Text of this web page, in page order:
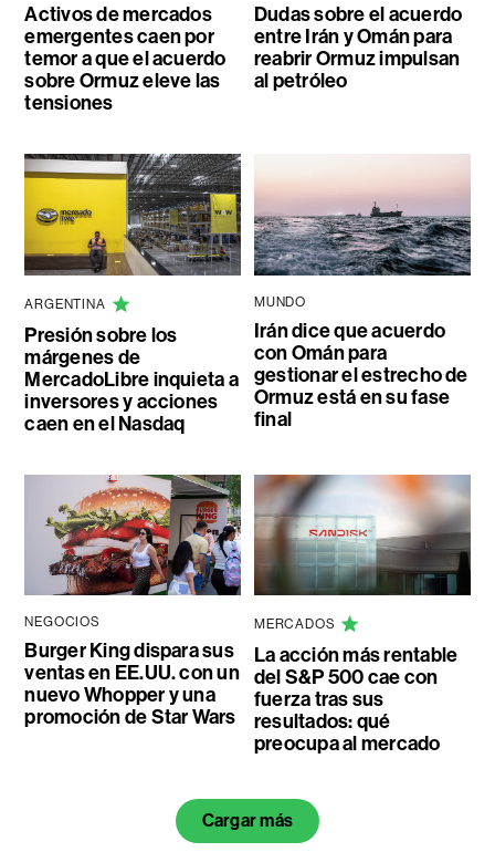
Activos de mercados
emergentes caen por
temor a que el acuerdo
sobre Ormuz eleve las
tensiones
Dudas sobre el acuerdo
entre Irán y Omán para
reabrir Ormuz impulsan
al petróleo
ARGENTINA
Presión sobre los
márgenes de
MercadoLibre inquieta a
inversores y acciones
caen en el Nasdaq
MUNDO
Irán dice que acuerdo
con Omán para
gestionar el estrecho de
Ormuz está en su fase
final
NEGOCIOS
Burger King dispara sus
ventas en EE.UU. con un
nuevo Whopper y una
promoción de Star Wars
MERCADOS
La acción más rentable
del S&P 500 cae con
fuerza tras sus
resultados: qué
preocupa al mercado
Cargar más